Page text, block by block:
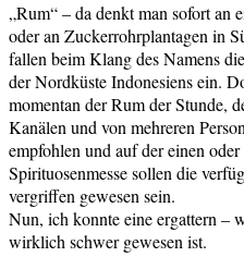
„Rum“ – da denkt man sofort an
oder an Zuckerrohrplantagen in
fallen beim Klang des Namens
der Nordküste Indonesiens ein.
momentan der Rum der Stunde,
Kanälen und von mehreren
empfohlen und auf der einen
Spirituosenmesse sollen die
vergriffen gewesen sein.
Nun, ich konnte eine ergattern –
wirklich schwer gewesen ist.